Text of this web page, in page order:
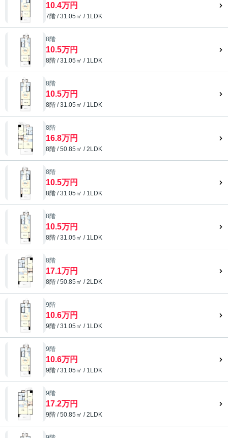
10.4万円
7階 / 31.05㎡ / 1LDK
8階
10.5万円
8階 / 31.05㎡ / 1LDK
8階
10.5万円
8階 / 31.05㎡ / 1LDK
8階
16.8万円
8階 / 50.85㎡ / 2LDK
8階
10.5万円
8階 / 31.05㎡ / 1LDK
8階
10.5万円
8階 / 31.05㎡ / 1LDK
8階
17.1万円
8階 / 50.85㎡ / 2LDK
9階
10.6万円
9階 / 31.05㎡ / 1LDK
9階
10.6万円
9階 / 31.05㎡ / 1LDK
9階
17.2万円
9階 / 50.85㎡ / 2LDK